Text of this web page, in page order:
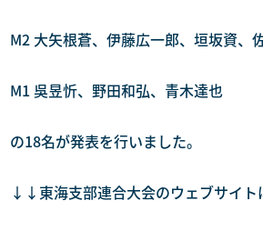
M2 大矢根蒼、伊藤広一郎、垣坂資、
M1 吳昱忻、野田和弘、青木達也
の18名が発表を行いました。
↓↓東海支部連合大会のウェブサイ